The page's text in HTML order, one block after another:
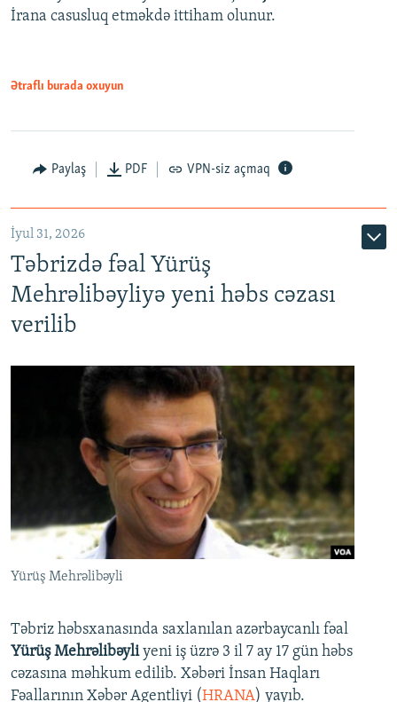
İrana casusluq etməkdə ittiham olunur.
Ətraflı burada oxuyun
Paylaş PDF VPN-siz açmaq
İyul 31, 2026
Təbrizdə fəal Yürüş
Mehrəlibəyliyə yeni həbs cəzası
verilib
Yürüş Mehrəlibəyli
Təbriz həbsxanasında saxlanılan azərbaycanlı fəal
Yürüş Mehrəlibəyliyeni iş üzrə 3 il 7 ay 17 gün həbs
cəzasına məhkum edilib. Xəbəri İnsan Haqları
Fəallarının Xəbər Agentliyi (HRANA) yayıb.